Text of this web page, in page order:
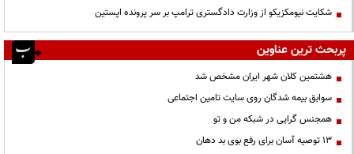
شکایت نیومکزیکو از وزارت دادگستری ترامپ بر سر پرونده اپستین
پربحث ترین عناوین
هشتمین کلان شهر ایران مشخص شد
سوابق بیمه شدگان روی سایت تامین اجتماعی
همجنس گرایی در شبکه من و تو
13 توصیه آسان برای رفع بوی بد دهان